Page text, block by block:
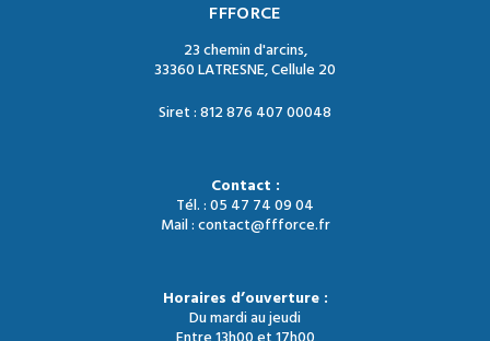
FFFORCE
23 chemin d'arcins,
33360 LATRESNE, Cellule 20
Siret : 812 876 407 00048
Contact :
Tél. : 05 47 74 09 04
Mail : contact@ffforce.fr
Horaires d’ouverture :
Du mardi au jeudi